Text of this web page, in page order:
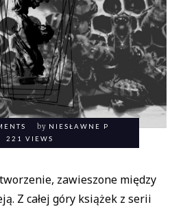
by NIESŁAWNE P
221 VIEWS
zawieszone między
Z całej góry książek z serii